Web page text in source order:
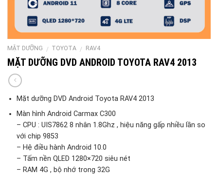
MẶT DƯỠNG / TOYOTA / RAV4
MẶT DƯỠNG DVD ANDROID TOYOTA RAV4 2013
Mặt dưỡng DVD Android Toyota RAV4 2013
Màn hình Android Carmax C300
– CPU : UIS7862 8 nhân 1.8Ghz , hiệu năng gấp nhiều lần so
với chip 9853
– Hệ điều hành Android 10.0
– Tấm nền QLED 1280×720 siêu nét
– RAM 4G , bộ nhớ trong 32G